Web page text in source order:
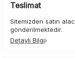
Teslimat
Sitemizden satın
gönderilmektedir.
Detaylı Bilgi